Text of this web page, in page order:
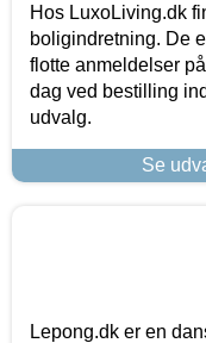
Hos LuxoLiving.dk
boligindretning. De
flotte anmeldelser
dag ved bestilling
udvalg.
Se
Lepong.dk er en